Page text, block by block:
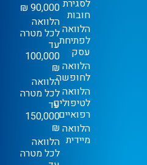
לסגירת
חובות
הלוואה
לפתיחת
עסק
הלוואה
לחופשה
הלוואה
לטיפולים
רפואיים
הלוואה
מיידית
90,000 ₪
הלוואה
לכל מטרה
עד
100,000
₪
הלוואה
לכל מטרה
עד
150,000
₪
הלוואה
לכל מטרה